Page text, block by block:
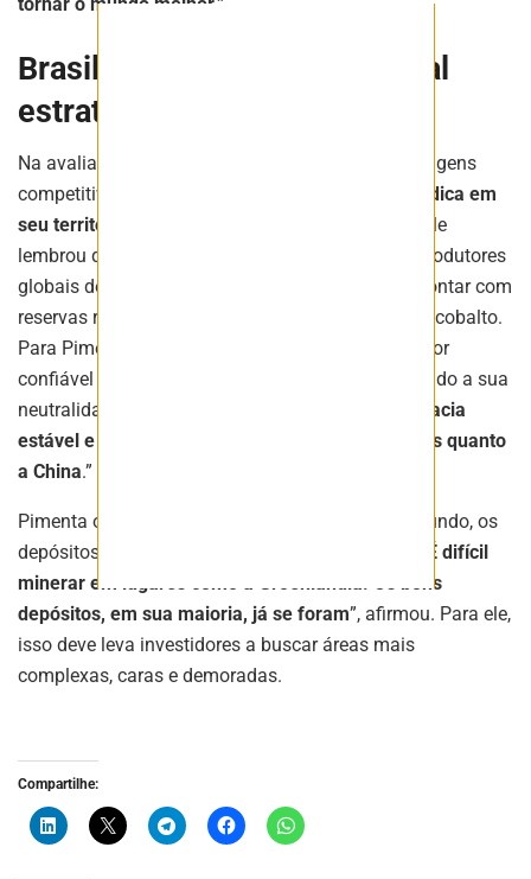
Brasil como fornecedor global
estratégico
Na avaliação do CEO da Vale, o Brasil reúne vantagens
competitivas únicas. “
O Brasil tem a tabela periódica em
seu território. Temos tudo em escala
”, afirmou. Ele
lembrou que o país está entre os cinco maiores produtores
globais de minério de ferro de alto teor, além de contar com
reservas relevantes de terras raras, níquel, cobre e cobalto.
Para Pimenta, o país se apresenta como fornecedor
confiável em um cenário global fragmentado, devido a sua
neutralidade geopolítica. “
O Brasil é uma democracia
estável e pode abastecer tanto os Estados Unidos quanto
a China.”
Pimenta observou que, em diversas regiões do mundo, os
depósitos mais acessíveis já foram explorados. “
É difícil
minerar em lugares como a Groenlândia. Os bons
depósitos, em sua maioria, já se foram”, afirmou. Para ele,
isso deve leva investidores a buscar áreas mais
complexas, caras e demoradas.
Compartilhe: